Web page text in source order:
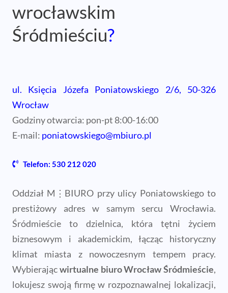
wrocławskim
Śródmieściu?
ul. Księcia Józefa Poniatowskiego 2/6, 50-326
Wrocław
Godziny otwarcia: pon-pt 8:00-16:00
E-mail: poniatowskiego@mbiuro.pl
Telefon: 530 212 020
Oddział M⋮BIURO przy ulicy Poniatowskiego to
prestiżowy adres w samym sercu Wrocławia.
Śródmieście to dzielnica, która tętni życiem
biznesowym i akademickim, łącząc historyczny
klimat miasta z nowoczesnym tempem pracy.
Wybierającwirtualne biuro Wrocław Śródmieście,
lokujesz swoją firmę w rozpoznawalnej lokalizacji,